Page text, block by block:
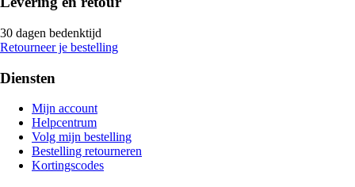
30 dagen bedenktijd
Retourneer je bestelling
Diensten
Mijn account
Helpcentrum
Volg mijn bestelling
Bestelling retourneren
Kortingscodes